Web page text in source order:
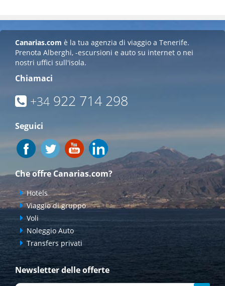
Canarias.com è la tua agenzia di viaggio a Tenerife.
Prenota Alberghi, -escursioni e auto su internet o nei
nostri uffici sull'isola.
Chiamaci
+34 922 714 298
Seguici
Che offre Canarias.com?
Hotels
Viaggio di gruppo
Voli
Noleggio Auto
Transfers privati
Newsletter delle offerte